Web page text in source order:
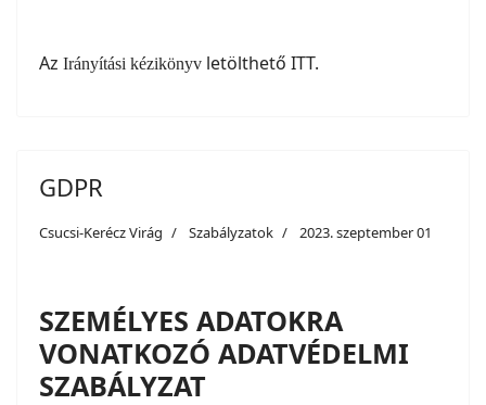
Az Irányítási kézikönyv letölthető ITT.
GDPR
Csucsi-Kerécz Virág Szabályzatok 2023. szeptember 01
SZEMÉLYES ADATOKRA
VONATKOZÓ ADATVÉDELMI
SZABÁLYZAT